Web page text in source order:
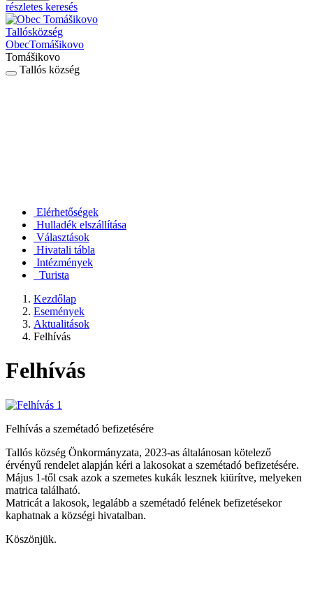
részletes keresés
Tallósközség
ObecTomášikovo
Tomášikovo
Tallós község
Elérhetőségek
Hulladék elszállítása
Választások
Hivatali tábla
Intézmények
Turista
Kezdőlap
Események
Aktualitások
Felhívás
Felhívás
Felhívás a szemétadó befizetésére
Tallós község Önkormányzata, 2023-as általánosan kötelező
érvényű rendelet alapján kéri a lakosokat a szemétadó befizetésére.
Május 1-től csak azok a szemetes kukák lesznek kiürítve, melyeken
matrica található.
Matricát a lakosok, legalább a szemétadó felének befizetésekor
kaphatnak a községi hivatalban.
Köszönjük.